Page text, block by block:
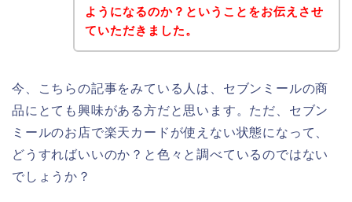
ようになるのか？ということをお伝えさせ
ていただきました。
今、こちらの記事をみている人は、セブンミールの商
品にとても興味がある方だと思います。ただ、セブン
ミールのお店で楽天カードが使えない状態になって、
どうすればいいのか？と色々と調べているのではない
でしょうか？